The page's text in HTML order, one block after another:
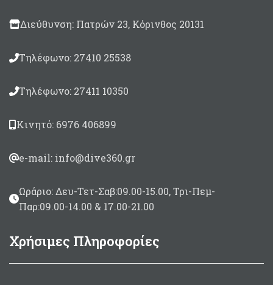
Διεύθυνση: Πατρών 23, Κόρινθος 20131
Τηλέφωνο: 27410 25538
Τηλέφωνο: 27411 10350
Κινητό: 6976 406899
e-mail: info@dive360.gr
Ωράριο: Δευ-Τετ-Σαβ:09.00-15.00, Τρι-Πεμ-
Παρ:09.00-14.00 & 17.00-21.00
Χρήσιμες Πληροφορίες